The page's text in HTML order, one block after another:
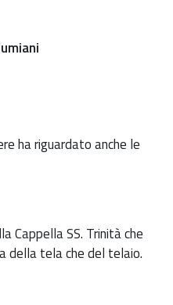
ha riguardato anche le
Cappella SS. Trinità che
della tela che del telaio.